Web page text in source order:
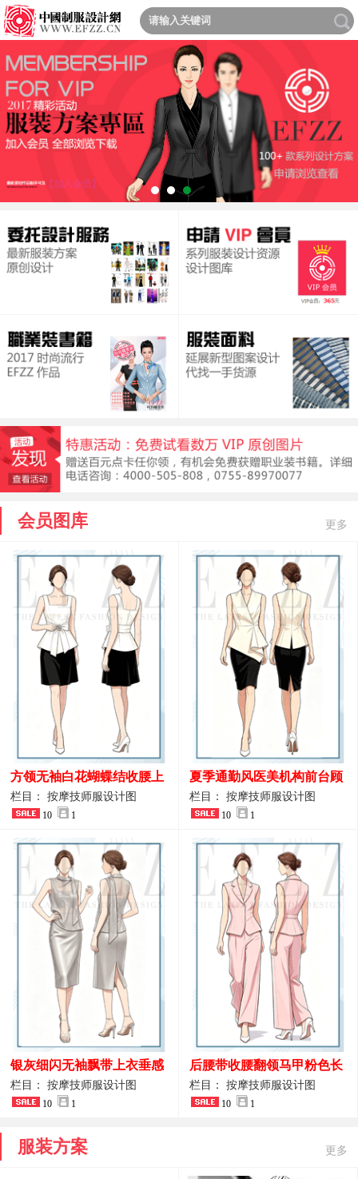
会员图库 更多
方领无袖白花蝴蝶结收腰上
衣 SPA会所接待工作制服设
计
栏目： 按摩技师服设计图
10 1
夏季通勤风医美机构前台顾
问端庄工作制服
栏目： 按摩技师服设计图
10 1
银灰细闪无袖飘带上衣垂感
开叉中长裙 星级酒店前厅礼
仪高级全套工作服
栏目： 按摩技师服设计图
10 1
后腰带收腰翻领马甲粉色长
裤套装 美容门店前台主管精
致高级工装
栏目： 按摩技师服设计图
10 1
服装方案 更多